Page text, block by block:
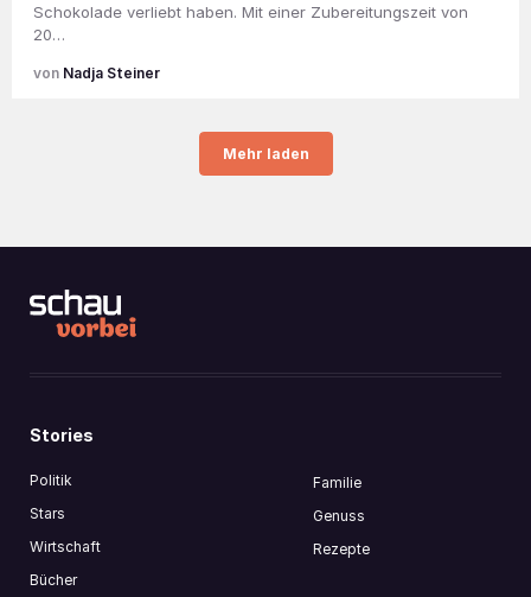
Schokolade verliebt haben. Mit einer Zubereitungszeit von
20…
Nadja Steiner
Mehr laden
Stories
Politik
Stars
Wirtschaft
Bücher
Familie
Genuss
Rezepte